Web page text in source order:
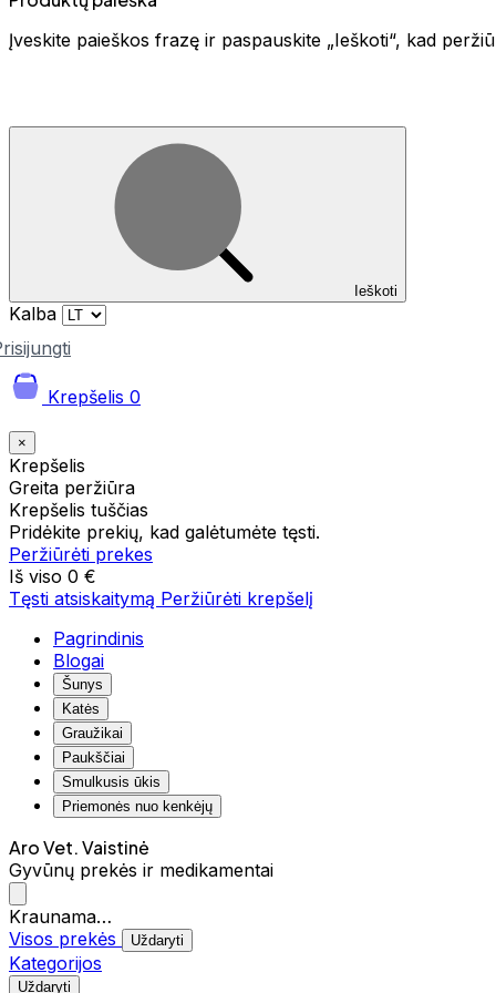
Įveskite paieškos frazę ir paspauskite „Ieškoti“, kad
Ieškoti
Kalba
Krepšelis 0
×
Krepšelis
Greita peržiūra
Krepšelis tuščias
Pridėkite prekių, kad galėtumėte tęsti.
Peržiūrėti prekes
Iš viso 0 €
Tęsti atsiskaitymą Peržiūrėti krepšelį
Pagrindinis
Blogai
Šunys
Katės
Graužikai
Paukščiai
Smulkusis ūkis
Priemonės nuo kenkėjų
Aro Vet. Vaistinė
Gyvūnų prekės ir medikamentai
Kraunama…
Visos prekės
Uždaryti
Kategorijos
Uždaryti